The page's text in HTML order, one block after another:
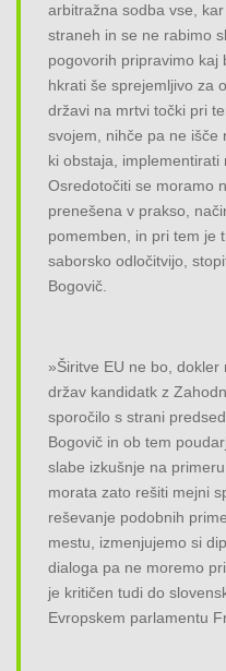
arbitražna sodba vse,
straneh in se ne rabimo
pogovorih pripravimo kaj
hkrati še sprejemljivo za
državi na mrtvi točki pri
svojem, nihče pa ne išče
ki obstaja, implementirati
Osredotočiti se moramo
prenešena v prakso,
pomemben, in pri tem je
saborsko odločitvijo,
Bogovič.
»Širitve EU ne bo,
držav kandidatk z
sporočilo s strani
Bogovič in ob tem
slabe izkušnje na
morata zato rešiti mejni
reševanje podobnih
mestu, izmenjujemo si
dialoga pa ne moremo
je kritičen tudi do
Evropskem parlamentu